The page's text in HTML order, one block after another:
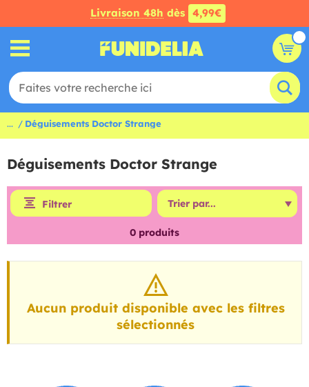
Livraison 48h dès 4,99€
... Déguisements Doctor Strange
Déguisements Doctor Strange
Filtrer
0 produits
Aucun produit disponible avec les filtres
sélectionnés